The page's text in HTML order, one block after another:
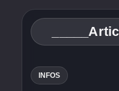
INFOS